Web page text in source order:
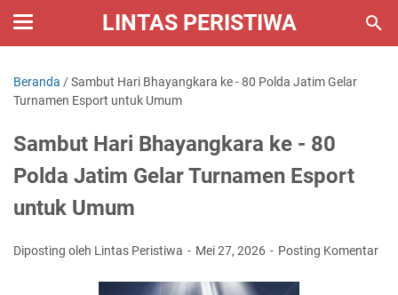
LINTAS PERISTIWA
Beranda /Sambut Hari Bhayangkara ke - 80 Polda Jatim Gelar
Turnamen Esport untuk Umum
Sambut Hari Bhayangkara ke - 80
Polda Jatim Gelar Turnamen Esport
untuk Umum
Diposting oleh Lintas Peristiwa Mei 27, 2026 Posting Komentar